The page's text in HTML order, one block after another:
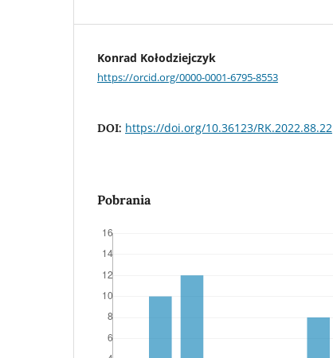
Konrad Kołodziejczyk
https://orcid.org/0000-0001-6795-8553
DOI: https://doi.org/10.36123/RK.2022.88.22
Pobrania